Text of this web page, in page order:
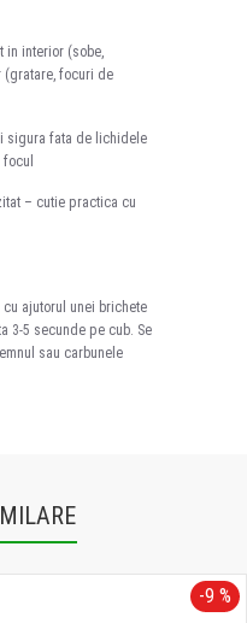
in interior (sobe,
(gratare, focuri de
sigura fata de lichidele
– cutie practica cu
ajutorul unei brichete
3-5 secunde pe cub. Se
sau carbunele
-9 %